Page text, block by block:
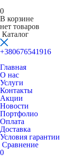
0
В корзине
нет товаров
Каталог
+380676541916
Главная
О нас
Услуги
Контакты
Акции
Новости
Портфолио
Оплата
Доставка
Условия гарантии
Сравнение
0